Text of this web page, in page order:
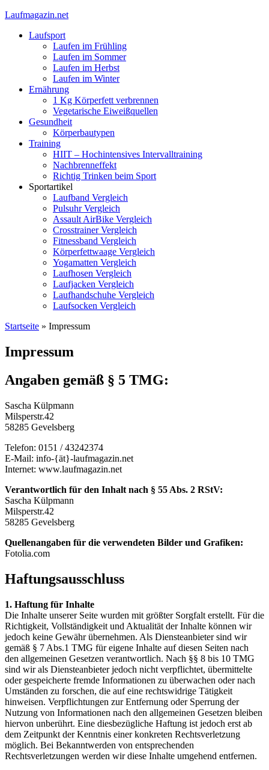
Laufmagazin.net
Laufsport
Laufen im Frühling
Laufen im Sommer
Laufen im Herbst
Laufen im Winter
Ernährung
1 Kg Körperfett verbrennen
Vegetarische Eiweißquellen
Gesundheit
Körperbautypen
Training
HIIT – Hochintensives Intervalltraining
Nachbrenneffekt
Richtig Trinken beim Sport
Sportartikel
Laufband Vergleich
Pulsuhr Vergleich
Assault AirBike Vergleich
Crosstrainer Vergleich
Fitnessband Vergleich
Körperfettwaage Vergleich
Yogamatten Vergleich
Laufhosen Vergleich
Laufjacken Vergleich
Laufhandschuhe Vergleich
Laufsocken Vergleich
Startseite » Impressum
Impressum
Angaben gemäß § 5 TMG:
Sascha Külpmann
Milsperstr.42
58285 Gevelsberg
Telefon: 0151 / 43242374
E-Mail: info-{ät}-laufmagazin.net
Internet: www.laufmagazin.net
Verantwortlich für den Inhalt nach § 55 Abs. 2 RStV:
Sascha Külpmann
Milsperstr.42
58285 Gevelsberg
Quellenangaben für die verwendeten Bilder und Grafiken:
Fotolia.com
Haftungsausschluss
1. Haftung für Inhalte
Die Inhalte unserer Seite wurden mit größter Sorgfalt erstellt. Für die
Richtigkeit, Vollständigkeit und Aktualität der Inhalte können wir
jedoch keine Gewähr übernehmen. Als Diensteanbieter sind wir
gemäß § 7 Abs.1 TMG für eigene Inhalte auf diesen Seiten nach
den allgemeinen Gesetzen verantwortlich. Nach §§ 8 bis 10 TMG
sind wir als Diensteanbieter jedoch nicht verpflichtet, übermittelte
oder gespeicherte fremde Informationen zu überwachen oder nach
Umständen zu forschen, die auf eine rechtswidrige Tätigkeit
hinweisen. Verpflichtungen zur Entfernung oder Sperrung der
Nutzung von Informationen nach den allgemeinen Gesetzen bleiben
hiervon unberührt. Eine diesbezügliche Haftung ist jedoch erst ab
dem Zeitpunkt der Kenntnis einer konkreten Rechtsverletzung
möglich. Bei Bekanntwerden von entsprechenden
Rechtsverletzungen werden wir diese Inhalte umgehend entfernen.